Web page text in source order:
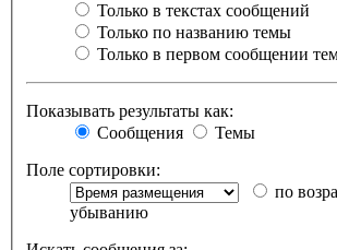
Только в текстах сообщений
Только по названию темы
Только в первом сообщении
Показывать результаты как:
Сообщения
Темы
Поле сортировки:
по
убыванию